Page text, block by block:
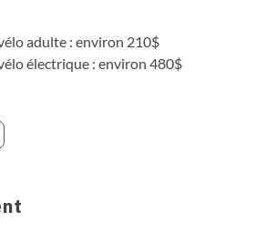
adulte : environ 210$
électrique : environ 480$
- Trieste aéroport : environ 270$